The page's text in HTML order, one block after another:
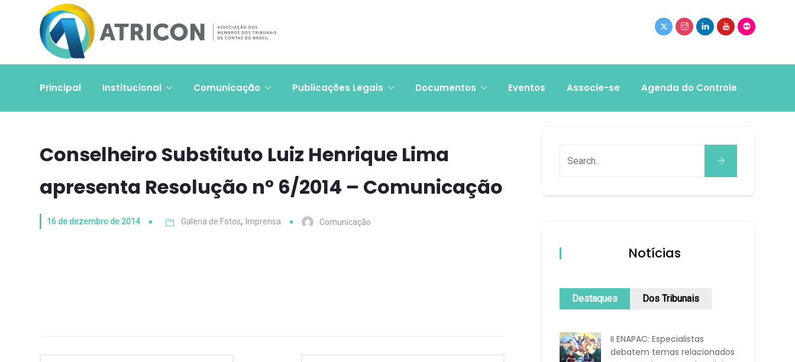
Principal Institucional Comunicação Publicações Legais Documentos Eventos Associe-se Agenda do Controle
Conselheiro Substituto Luiz Henrique Lima
apresenta Resolução nº 6/2014 – Comunicação
16 de dezembro de 2014 Galeria de Fotos, Imprensa Comunicação
Notícias
Destaques Dos Tribunais
II ENAPAC: Especialistas
debatem temas relacionados